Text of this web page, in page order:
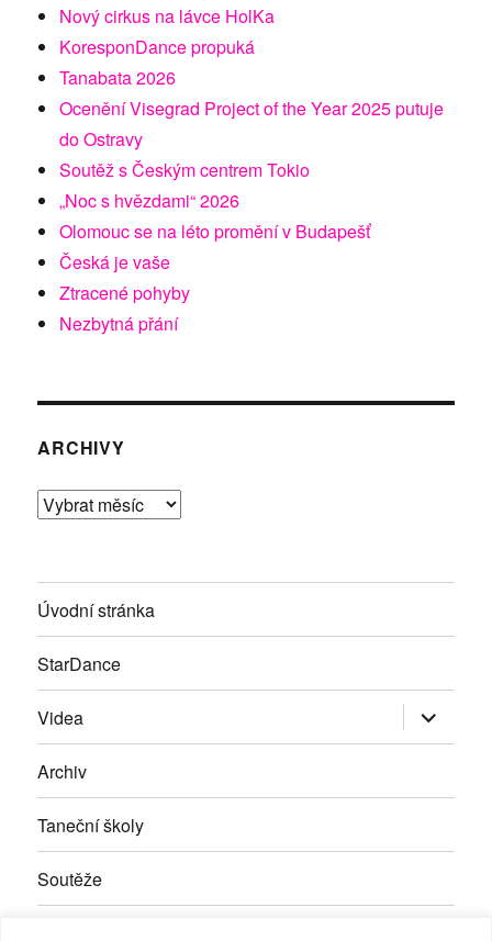
Nový cirkus na lávce HolKa
KoresponDance propuká
Tanabata 2026
Ocenění Visegrad Project of the Year 2025 putuje
do Ostravy
Soutěž s Českým centrem Tokio
„Noc s hvězdami“ 2026
Olomouc se na léto promění v Budapešť
Česká je vaše
Ztracené pohyby
Nezbytná přání
ARCHIVY
Archivy
Úvodní stránka
StarDance
Videa Zobrazit
položky
Archiv
Taneční školy
Soutěže